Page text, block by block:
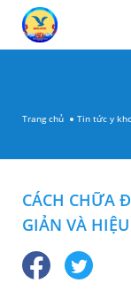
Trang chủ Tin tức y
CÁCH CHỮA
GIẢN VÀ